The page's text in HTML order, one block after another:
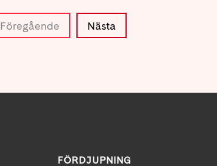
Föregående
Nästa
FÖRDJUPNING